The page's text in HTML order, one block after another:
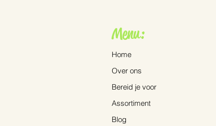
Home
Over ons
Bereid je voor
Assortiment
Blog
Menu: